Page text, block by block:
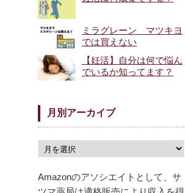
ミラグレーン マツキヨ
では買えない
【妊活】自分は何で悩ん
でいるか知ってます？
月別アーカイブ
Amazonのアソシエイトとして、サ